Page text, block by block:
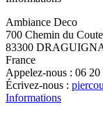
Ambiance Deco
700 Chemin du
83300
France
Appelez-nous : 06 20
Écrivez-nous :
Informations